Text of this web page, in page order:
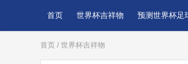
首页 世界杯吉祥物 预测世界杯足
首页 / 世界杯吉祥物